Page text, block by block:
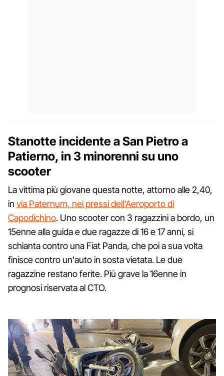
Stanotte incidente a San Pietro a
Patierno, in 3 minorenni su uno
scooter
La vittima più giovane questa notte, attorno alle 2,40,
in via Paternum, nei pressi dell'Aeroporto di
Capodichino. Uno scooter con 3 ragazzini a bordo, un
15enne alla guida e due ragazze di 16 e 17 anni, si
schianta contro una Fiat Panda, che poi a sua volta
finisce contro un'auto in sosta vietata. Le due
ragazzine restano ferite. Più grave la 16enne in
prognosi riservata al CTO.